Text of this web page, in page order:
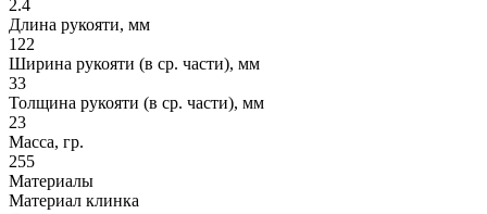
2.4
Длина рукояти, мм
122
Ширина рукояти (в ср. части), мм
33
Толщина рукояти (в ср. части), мм
23
Масса, гр.
255
Материалы
Материал клинка